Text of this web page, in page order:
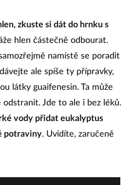
zkuste si dát do hrnku s
hlen částečně odbourat.
namístě se poradit
ale spíše ty přípravky,
látky guaifenesin. Ta může
Jde to ale i bez léků.
vody přidat eukalyptus
potraviny. Uvidíte, zaručeně